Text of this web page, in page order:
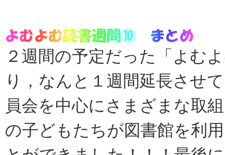
２週間の予定だった「よむ
り，なんと１週間延長させ
員会を中心にさまざまな取
の子どもたちが図書館を利